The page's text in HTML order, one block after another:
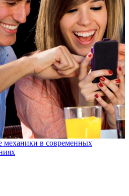
механики в современных